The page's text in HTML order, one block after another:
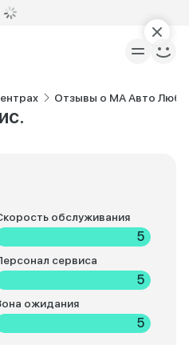
Отзывы о МА Авто
обслуживания
5
сервиса
5
ожидания
5